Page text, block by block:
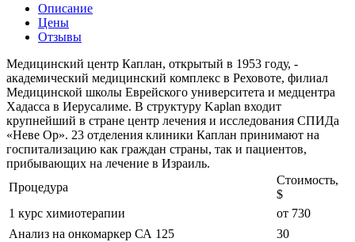
Описание
Цены
Отзывы
Медицинский центр Каплан, открытый в 1953 году, -
академический медицинский комплекс в Реховоте, филиал
Медицинской школы Еврейского университета и медцентра
Хадасса в Иерусалиме. В структуру Kaplan входит
крупнейший в стране центр лечения и исследования СПИДа
«Неве Ор». 23 отделения клиники Каплан принимают на
госпитализацию как граждан страны, так и пациентов,
прибывающих на лечение в Израиль.
Процедура
Стоимость,
$
1 курс химиотерапии
от 730
Анализ на онкомаркер СА 125
30